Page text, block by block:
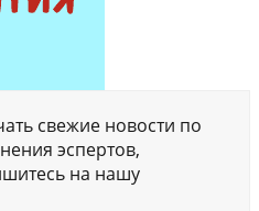
свежие новости по
эспертов,
на нашу